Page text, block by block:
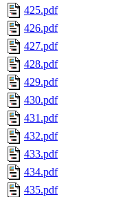
425.pdf
426.pdf
427.pdf
428.pdf
429.pdf
430.pdf
431.pdf
432.pdf
433.pdf
434.pdf
435.pdf